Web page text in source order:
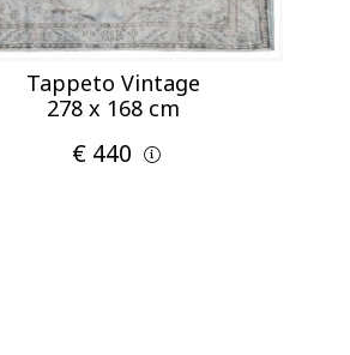
Tappeto Vintage
278 x 168 cm
€ 440